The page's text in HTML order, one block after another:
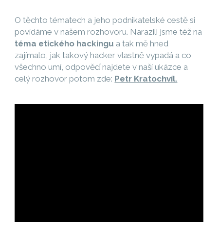
O těchto tématech a jeho podnikatelské cestě si
povídáme v našem rozhovoru. Narazili jsme též na
téma etického hackingu a tak mě hned
zajímalo, jak takový hacker vlastně vypadá a co
všechno umí, odpověď najdete v naší ukázce a
celý rozhovor potom zde: Petr Kratochvíl.